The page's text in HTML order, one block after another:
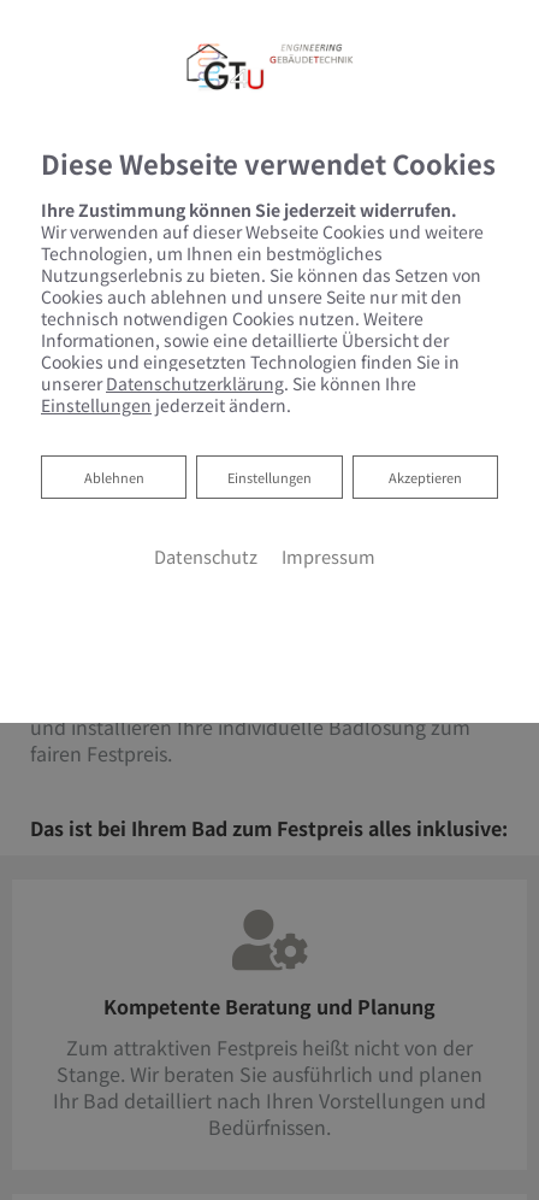
Ihr Bad zum Festpreis von GT4U
und installieren Ihre individuelle Badlösung zum
fairen Festpreis.
Das ist bei Ihrem Bad zum Festpreis alles inklusive:
Kompetente Beratung und Planung
Zum attraktiven Festpreis heißt nicht von der
Stange. Wir beraten Sie ausführlich und planen
Ihr Bad detailliert nach Ihren Vorstellungen und
Bedürfnissen.
Diese Webseite verwendet Cookies
Ihre Zustimmung können Sie jederzeit widerrufen.
Wir verwenden auf dieser Webseite Cookies und weitere
Technologien, um Ihnen ein bestmögliches
Nutzungserlebnis zu bieten. Sie können das Setzen von
Cookies auch ablehnen und unsere Seite nur mit den
technisch notwendigen Cookies nutzen. Weitere
Informationen, sowie eine detaillierte Übersicht der
Cookies und eingesetzten Technologien finden Sie in
unsererDatenschutzerklärung. Sie können Ihre
Einstellungen jederzeit ändern.
Akzeptieren
Einstellungen
Ablehnen
Ablehnen
Datenschutz Impressum